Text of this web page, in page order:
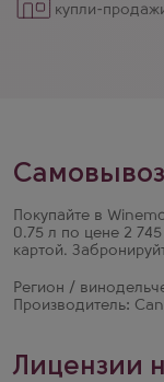
купли-
Покупайте в
0.75 л по цене 2
картой.
Регион /
Производитель:
Лицензии